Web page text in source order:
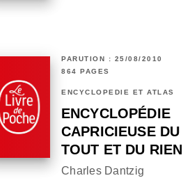
PARUTION : 25/08/2010
864 PAGES
ENCYCLOPÉDIE ET ATLAS
ENCYCLOPÉDIE
CAPRICIEUSE DU
TOUT ET DU RIEN
Charles Dantzig